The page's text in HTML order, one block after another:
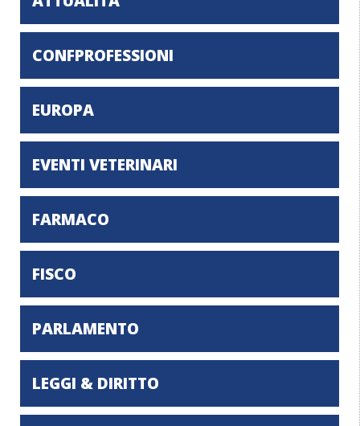
CONFPROFESSIONI
EUROPA
EVENTI VETERINARI
FARMACO
FISCO
PARLAMENTO
LEGGI & DIRITTO